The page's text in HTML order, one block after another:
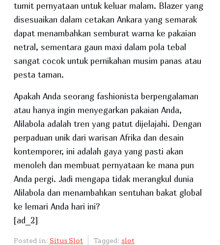
tumit pernyataan untuk keluar malam. Blazer yang
disesuaikan dalam cetakan Ankara yang semarak
dapat menambahkan semburat warna ke pakaian
netral, sementara gaun maxi dalam pola tebal
sangat cocok untuk pernikahan musim panas atau
pesta taman.
Apakah Anda seorang fashionista berpengalaman
atau hanya ingin menyegarkan pakaian Anda,
Alilabola adalah tren yang patut dijelajahi. Dengan
perpaduan unik dari warisan Afrika dan desain
kontemporer, ini adalah gaya yang pasti akan
menoleh dan membuat pernyataan ke mana pun
Anda pergi. Jadi mengapa tidak merangkul dunia
Alilabola dan menambahkan sentuhan bakat global
ke lemari Anda hari ini?
[ad_2]
Posted in: Situs Slot Tagged: slot